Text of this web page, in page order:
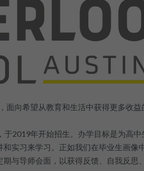
向希望从教育和生活中获得更多收益
2019年开始招生。办学目标是为高
实习来学习。正如我们在毕业生画
与导师会面，以获得反馈、自我反思